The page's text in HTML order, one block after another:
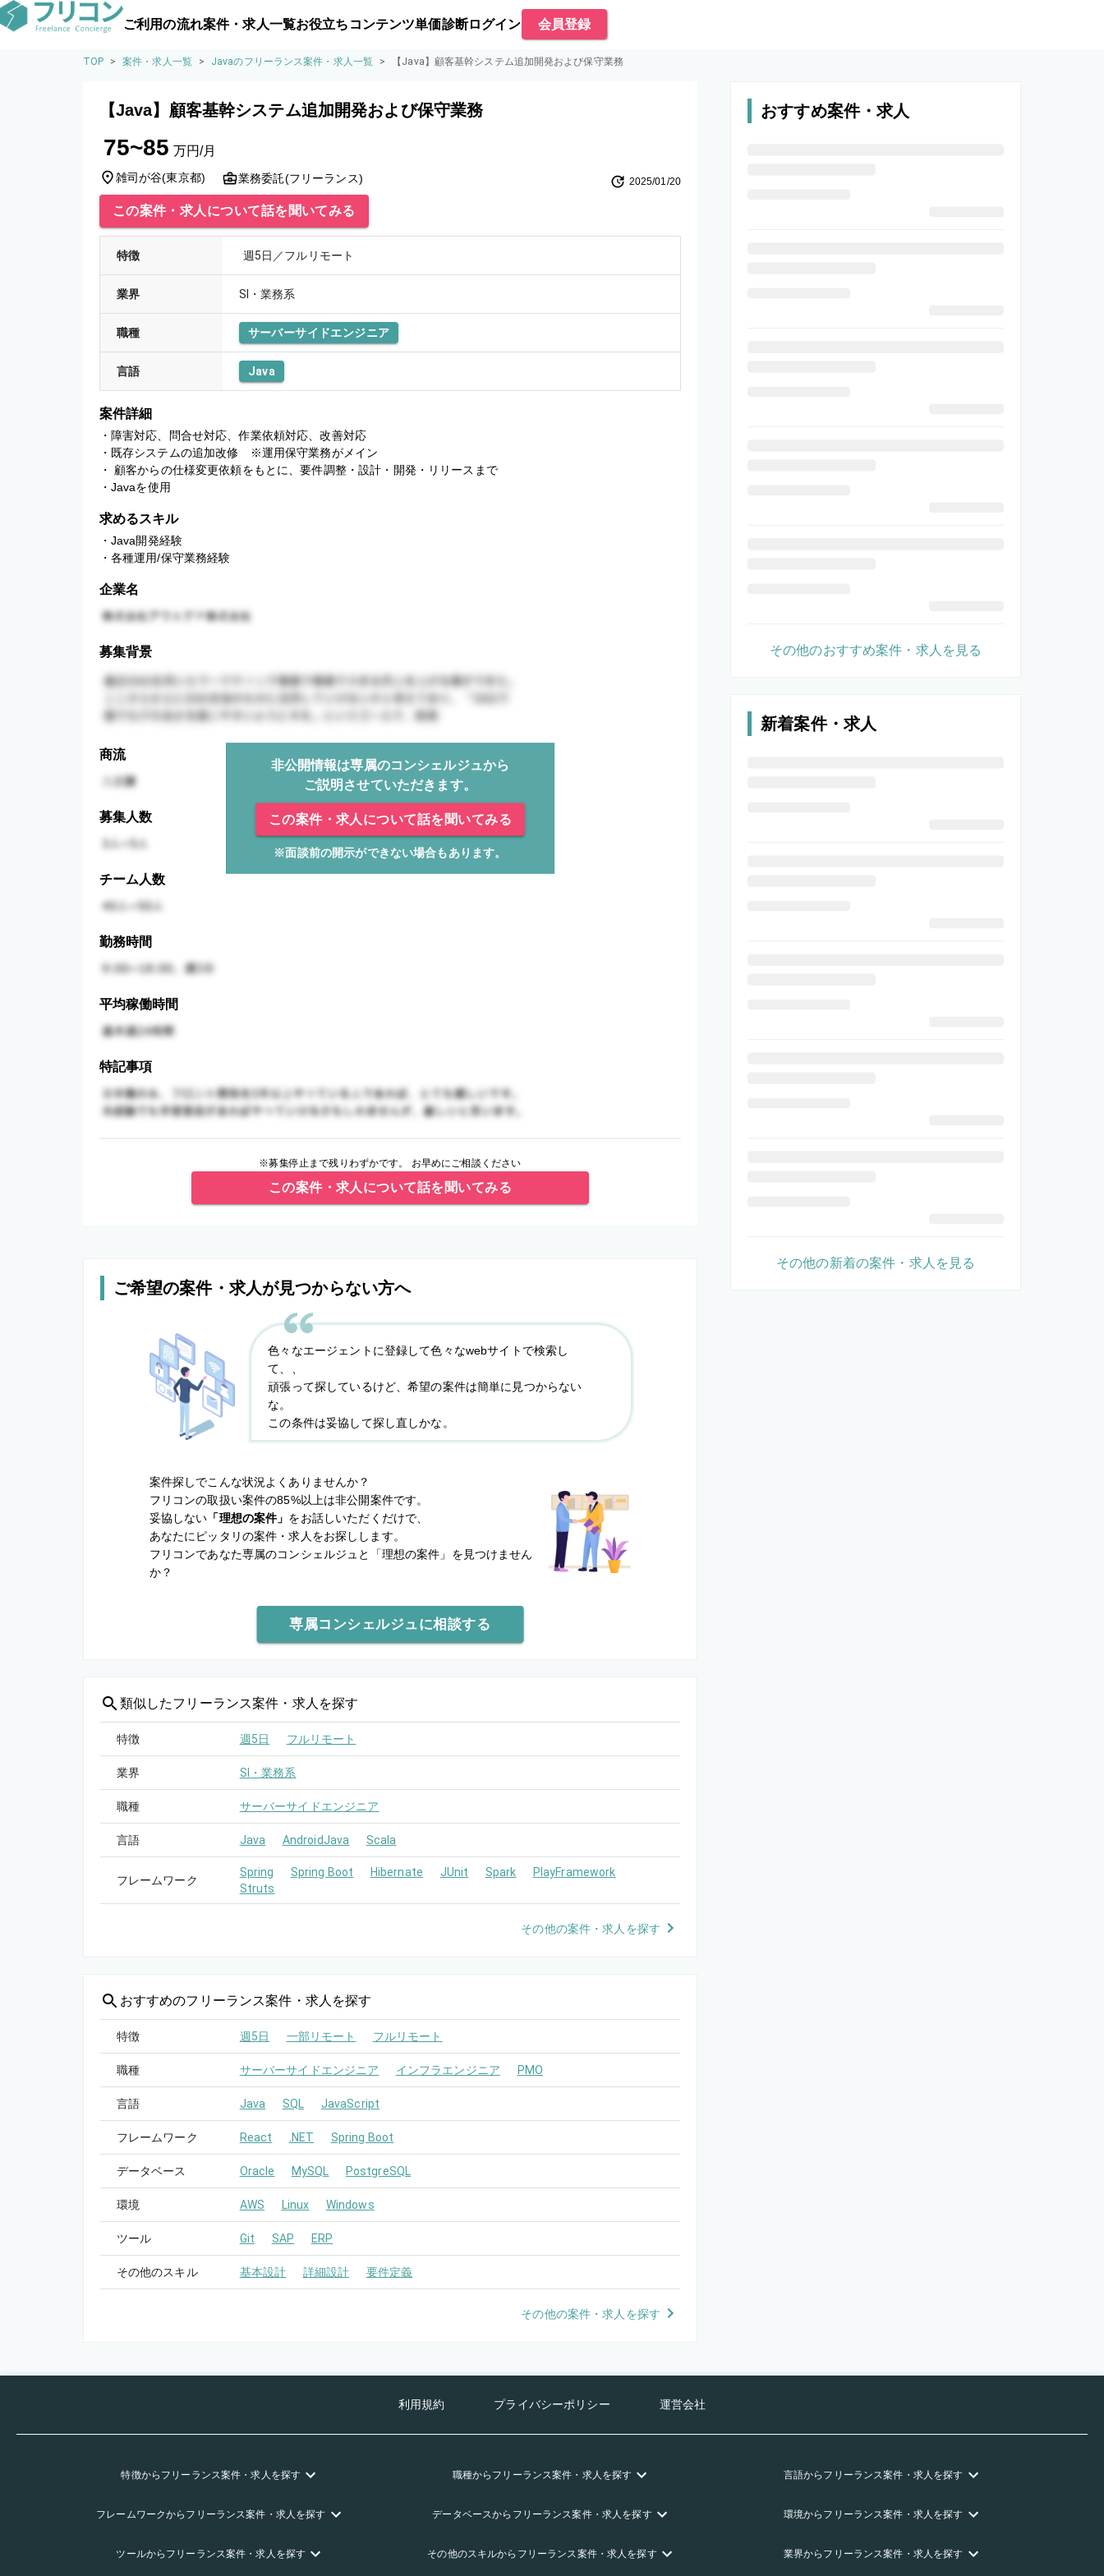
ご利用の流れ案件・求人一覧お役立ちコンテンツ単価診断ログイン 会員登録
TOP > 案件・求人一覧 > Javaのフリーランス案件・求人一覧 > 【Java】顧客基幹システム追加開発および保守業務
【Java】顧客基幹システム追加開発および保守業務
75~85 万円/月
雑司が谷(東京都) 業務委託(フリーランス) 2025/01/20
この案件・求人について話を聞いてみる
特徴 週5日／フルリモート
業界 SI・業務系
職種 サーバーサイドエンジニア
言語 Java
案件詳細
・障害対応、問合せ対応、作業依頼対応、改善対応
・既存システムの追加改修　※運用保守業務がメイン
・ 顧客からの仕様変更依頼をもとに、要件調整・設計・開発・リリースまで
・Javaを使用
求めるスキル
・Java開発経験
・各種運用/保守業務経験
企業名
募集背景
商流
非公開情報は専属のコンシェルジュから
ご説明させていただきます。
この案件・求人について話を聞いてみる
※面談前の開示ができない場合もあります。
募集人数
チーム人数
勤務時間
平均稼働時間
特記事項
※募集停止まで残りわずかです。 お早めにご相談ください
この案件・求人について話を聞いてみる
ご希望の案件・求人が見つからない方へ
色々なエージェントに登録して色々なwebサイトで検索し
て、、
頑張って探しているけど、希望の案件は簡単に見つからない
な。
この条件は妥協して探し直しかな。
案件探しでこんな状況よくありませんか？
フリコンの取扱い案件の85%以上は非公開案件です。
妥協しない 「理想の案件」 をお話しいただくだけで、
あなたにピッタリの案件・求人をお探しします。
フリコンであなた専属のコンシェルジュと
「理想の案件」を見つけません
か？
専属コンシェルジュに相談する
類似したフリーランス案件・求人を探す
特徴 週5日 フルリモート
業界 SI・業務系
職種 サーバーサイドエンジニア
言語 Java AndroidJava Scala
フレームワーク
Spring Spring Boot Hibernate JUnit Spark
PlayFramework
Struts
その他の案件・求人を探す
おすすめのフリーランス案件・求人を探す
特徴 週5日 一部リモート フルリモート
職種 サーバーサイドエンジニア インフラエンジニア PMO
言語 Java SQL JavaScript
フレームワーク React .NET Spring Boot
データベース Oracle MySQL PostgreSQL
環境 AWS Linux Windows
ツール Git SAP ERP
その他のスキル 基本設計 詳細設計 要件定義
その他の案件・求人を探す
おすすめ案件・求人
その他のおすすめ案件・求人を見る
新着案件・求人
その他の新着の案件・求人を見る
利用規約 プライバシーポリシー 運営会社
特徴からフリーランス案件・求人を探す 職種からフリーランス案件・求人を探す 言語からフリーランス案件・求人を探す
フレームワークからフリーランス案件・求人を探す データベースからフリーランス案件・求人を探す 環境からフリーランス案件・求人を探す
ツールからフリーランス案件・求人を探す その他のスキルからフリーランス案件・求人を探す 業界からフリーランス案件・求人を探す